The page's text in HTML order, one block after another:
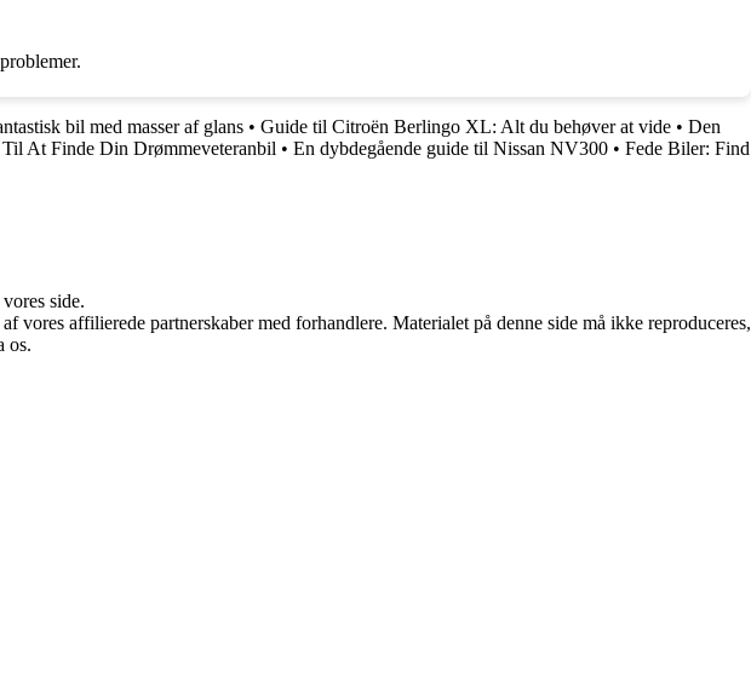
bil med masser af glans • Guide til Citroën Berlingo XL: Alt du behøver at vide • Den
At Finde Din Drømmeveteranbil • En dybdegående guide til Nissan NV300 • Fede Biler: Find
side.
affilierede partnerskaber med forhandlere. Materialet på denne side må ikke reproduceres,
os.